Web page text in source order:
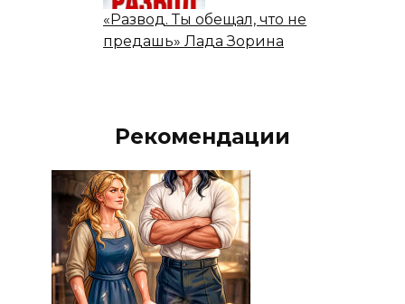
«Развод. Ты обещал, что не
предашь» Лада Зорина
Рекомендации